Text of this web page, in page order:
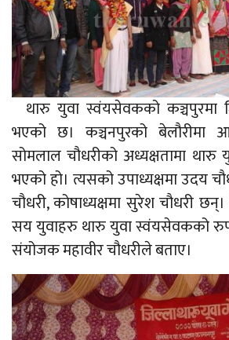
थारु युवा स्वंयसेवकको कञ्चपुरमा
भएको छ। कञ्चनपुरको बेलौरीमा
सोमलाल चौधरीको अध्यक्षतामा
भएको हो। त्यसको उपाध्यक्षमा उदय
चौधरी, कोषाध्यक्षमा सुरेश चौधरी
सय युवाहरु थारु युवा स्वंयसेवकको
संयोजक महावीर चौधरीले बताए।